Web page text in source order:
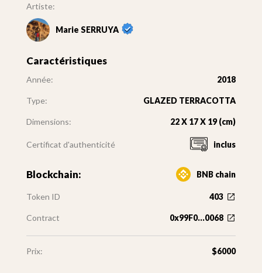
Artiste:
Marie SERRUYA
Caractéristiques
Année: 2018
Type: GLAZED TERRACOTTA
Dimensions: 22 X 17 X 19 (cm)
Certificat d'authenticité inclus
Blockchain: BNB chain
Token ID 403
Contract 0x99F0...0068
Prix: $6000